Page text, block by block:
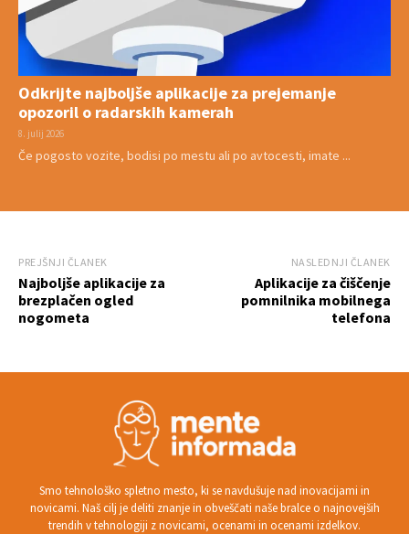
Odkrijte najboljše aplikacije za prejemanje
opozoril o radarskih kamerah
8. julij 2026
Če pogosto vozite, bodisi po mestu ali po avtocesti, imate ...
PREJŠNJI ČLANEK
Najboljše aplikacije za
brezplačen ogled
nogometa
NASLEDNJI ČLANEK
Aplikacije za čiščenje
pomnilnika mobilnega
telefona
Smo tehnološko spletno mesto, ki se navdušuje nad inovacijami in
novicami. Naš cilj je deliti znanje in obveščati naše bralce o najnovejših
trendih v tehnologiji z novicami, ocenami in ocenami izdelkov.